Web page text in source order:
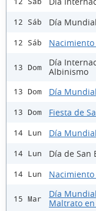
12 Sáb Día
12 Sáb
13 Dom
Día
Albinismo
13 Dom Día
13 Dom Fiesta de
14 Lun Día
14 Lun Día de San
14 Lun Nacimiento
15 Mar
Día
Maltrato en